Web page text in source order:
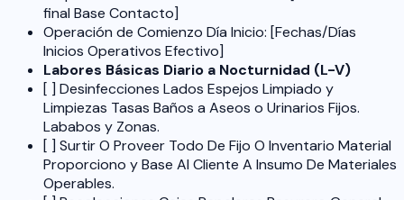
final Base Contacto]
Operación de Comienzo Día Inicio: [Fechas/Días
Inicios Operativos Efectivo]
Labores Básicas Diario a Nocturnidad (L-V)
[ ] Desinfecciones Lados Espejos Limpiado y
Limpiezas Tasas Baños a Aseos o Urinarios Fijos.
Lababos y Zonas.
[ ] Surtir O Proveer Todo De Fijo O Inventario Material
Proporciono y Base Al Cliente A Insumo De Materiales
Operables.